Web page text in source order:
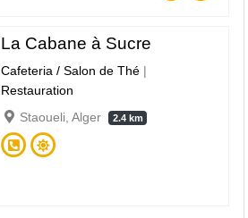
La Cabane à Sucre
Cafeteria / Salon de Thé |
Restauration
Staoueli, Alger
2.4 km